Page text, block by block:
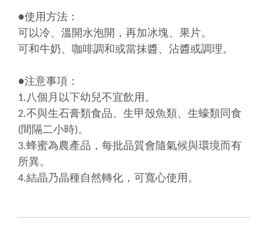
●使用方法：
可以冷、溫開水泡開，再加冰塊、果片。
可和牛奶、咖啡調和或當抹醬、沾醬或調理。
●注意事項：
1.八個月以下幼兒不宜飲用。
2.不與生石膏類食品、生甲殼魚類、生蠔類同食
(間隔二小時)。
3.蜂蜜為農產品，每批品質會隨氣候與環境而有
所異。
4.結晶乃晶種自然轉化，可寬心使用 。